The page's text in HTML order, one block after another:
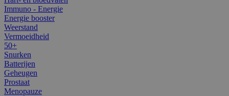
Immuno - Energie
Energie booster
Weerstand
Vermoeidheid
50+
Snurken
Batterijen
Geheugen
Prostaat
Menopauze